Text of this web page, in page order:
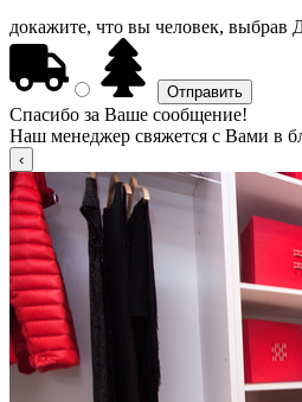
докажите, что вы человек, выбрав
Спасибо за Ваше сообщение!
Наш менеджер свяжется с Вами в